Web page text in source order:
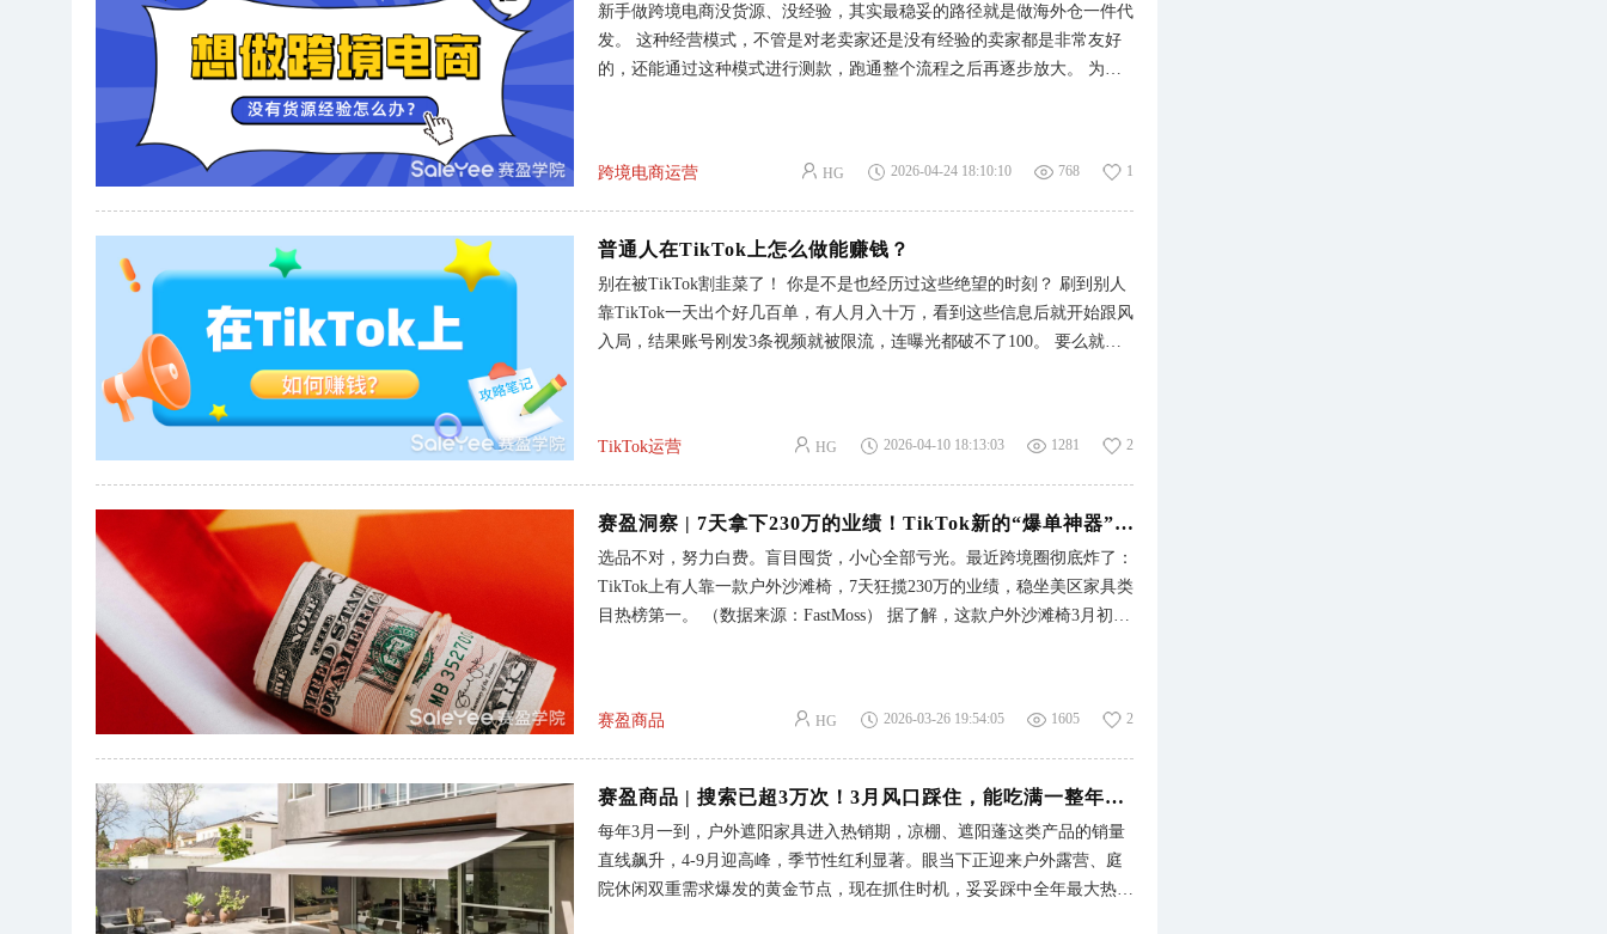
避开低价内卷，靠产品实力拿到超高溢价空间。 （数据来源：FastMoss）
高价还能持续爆单，其实核心就在于直击用户需求： 1. 精准解决睡眠痛
点 主打静音、柔风的设计，搭配可调节的氛围灯，既能降温又能助眠，
新手做跨境电商没货源、没经验，其实最稳妥的路径就是做海外仓一件代
发。 这种经营模式，不管是对老卖家还是没有经验的卖家都是非常友好
的，还能通过这种模式进行测款，跑通整个流程之后再逐步放大。 为什
外仓直发，24小时出物流单号，2-8天妥投，差评少，平台更合规。 第
三，专业赋能，不仅可以提供产品素材，有的平台是支持一对一指导的，
新手也能快速上手。 第四，可以覆盖多个平台，如果你有在经营多个电
shopify、tiktok等平台。 如何通过海外仓一件代发从0到1？ 这3个步骤，
照着做也能很快出单： 第一步：选对平台，完成入驻 优先选择赛盈分销
平台这类专注海外仓一件代发的平台，提供的产品也会更精准，赛盈支持
跨境电商运营 HG 2026-04-24 18:10:10 768 1
普通人在TikTok上怎么做能赚钱？
别在被TikTok割韭菜了！ 你是不是也经历过这些绝望的时刻？ 刷到别人
靠TikTok一天出个好几百单，有人月入十万，看到这些信息后就开始跟风
入局，结果账号刚发3条视频就被限流，连曝光都破不了100。 要么就是
自己手里... 这些都是真真实实发生在普通人身上的故事。 作为在跨境电
商老运营，我太懂这种无力感了，我也是这么经历过来的，到现在不说赚
了很多，但是这条路我也是越看越通透。 今天想和大家聊聊在TikTok上
人一上来就急着发视频、开直播，结果越做越迷茫。其实你只需要想明白
三件事： 1.流量从哪来？ 靠内容、靠热点、靠模仿爆款，不是靠你长得
多好看。 2.流量怎么变现？ 带货、赚佣金、接广告、引流私域，四条路
TikTok运营 HG 2026-04-10 18:13:03 1281 2
赛盈洞察 | 7天拿下230万的业绩！TikTok新的“爆单神器”，正在逼疯跨境卖家...
选品不对，努力白费。盲目囤货，小心全部亏光。最近跨境圈彻底炸了：
TikTok上有人靠一款户外沙滩椅，7天狂揽230万的业绩，稳坐美区家具类
目热榜第一。 （数据来源：FastMoss） 据了解，这款户外沙滩椅3月初才
单，因为货源不合规，最后做了一场彻头彻尾的赔本买卖。 风口就在眼
前，怎么才能不做炮灰，真正赚到钱？ 017天拿下230万的业绩，凭什
么？ 看到爆款，第一反应绝不是跟风，而是先停下来想清楚： 同样一款
滩椅爆火，核心踩中了4个关键条件： 1.踩准趋势，顺势而为 在美国，户
外休闲类的搜索量暴涨276%，春夏旺季已经提前开启，沙滩椅正是当下
最猛的流量风口，顺势布局，抢占先机是成功的首要条件。 2.稳定供
赛盈商品 HG 2026-03-26 19:54:05 1605 2
赛盈商品 | 搜索已超3万次！3月风口踩住，能吃满一整年的红利
每年3月一到，户外遮阳家具进入热销期，凉棚、遮阳蓬这类产品的销量
直线飙升，4-9月迎高峰，季节性红利显著。眼当下正迎来户外露营、庭
院休闲双重需求爆发的黄金节点，现在抓住时机，妥妥踩中全年最大热销